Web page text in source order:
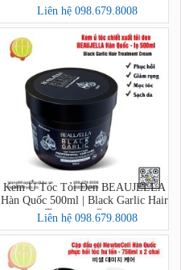
Liên hệ 098.679.8008
Kem Ủ Tóc Tỏi Đen BEAUJELLA
Hàn Quốc 500ml | Black Garlic Hair
Treatment Cream
Liên hệ 098.679.8008